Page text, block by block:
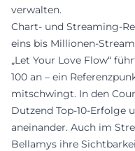
verwalten.
Chart- und Streaming-
eins bis Millionen-
„Let Your Love Flow“
100 an – ein
mitschwingt. In den
Dutzend Top-10-Erfolge
aneinander. Auch im
Bellamys ihre